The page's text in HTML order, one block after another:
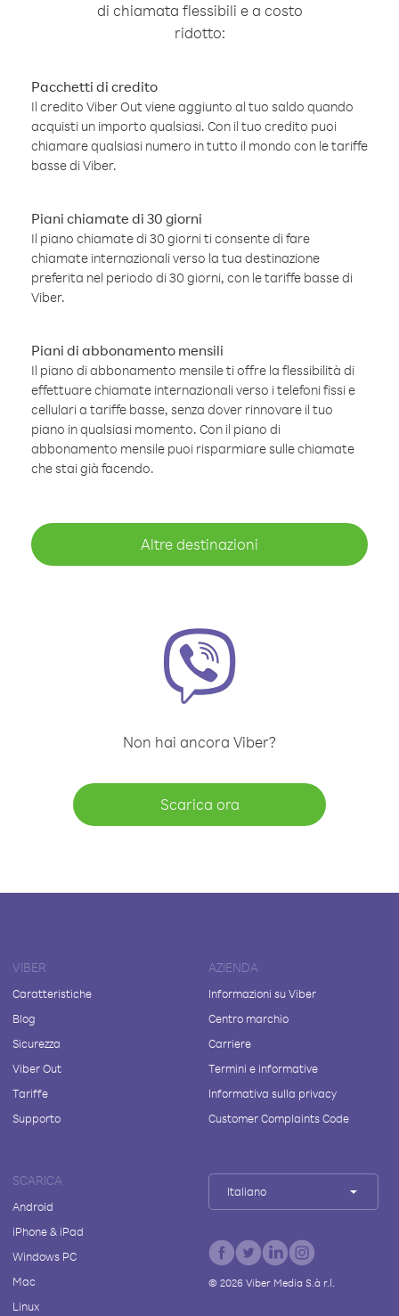
di chiamata flessibili e a costo
ridotto:
Pacchetti di credito
Il credito Viber Out viene aggiunto al tuo saldo quando
acquisti un importo qualsiasi. Con il tuo credito puoi
chiamare qualsiasi numero in tutto il mondo con le tariffe
basse di Viber.
Piani chiamate di 30 giorni
Il piano chiamate di 30 giorni ti consente di fare
chiamate internazionali verso la tua destinazione
preferita nel periodo di 30 giorni, con le tariffe basse di
Viber.
Piani di abbonamento mensili
Il piano di abbonamento mensile ti offre la flessibilità di
effettuare chiamate internazionali verso i telefoni fissi e
cellulari a tariffe basse, senza dover rinnovare il tuo
piano in qualsiasi momento. Con il piano di
abbonamento mensile puoi risparmiare sulle chiamate
che stai già facendo.
Altre destinazioni
Non hai ancora Viber?
Scarica ora
VIBER
Caratteristiche
Blog
Sicurezza
Viber Out
Tariffe
Supporto
AZIENDA
Informazioni su Viber
Centro marchio
Carriere
Termini e informative
Informativa sulla privacy
Customer Complaints Code
SCARICA
Android
iPhone & iPad
Windows PC
Mac
Linux
Italiano
© 2026Viber Media S.à r.l.